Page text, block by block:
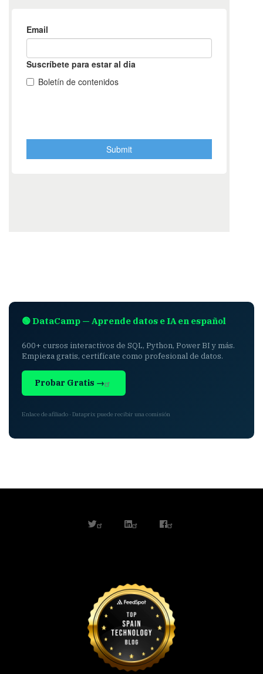
🟢 DataCamp — Aprende datos e IA en español
600+ cursos interactivos de SQL, Python, Power BI y más.
Empieza gratis, certifícate como profesional de datos.
Probar Gratis →
Enlace de afiliado · Dataprix puede recibir una comisión
twitterlinkedinfacebook